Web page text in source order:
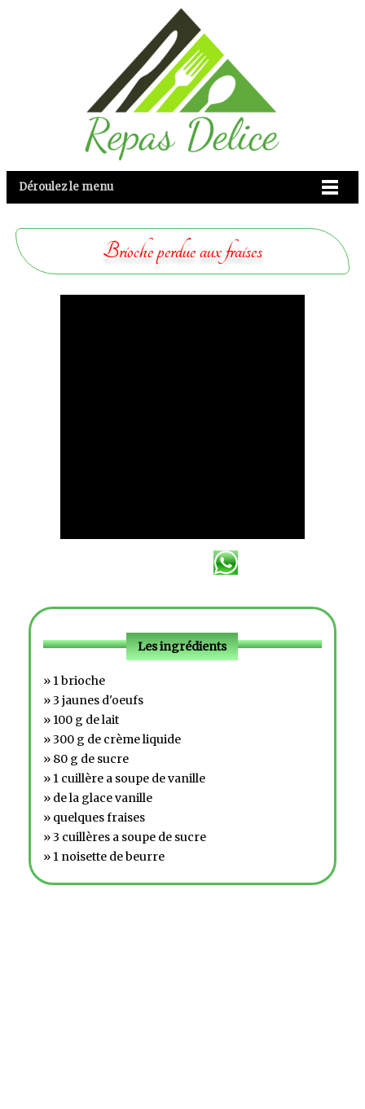
Déroulez le menu
Brioche perdue aux fraises
Les ingrédients
» 1 brioche
» 3 jaunes d'oeufs
» 100 g de lait
» 300 g de crème liquide
» 80 g de sucre
» 1 cuillère a soupe de vanille
» de la glace vanille
» quelques fraises
» 3 cuillères a soupe de sucre
» 1 noisette de beurre